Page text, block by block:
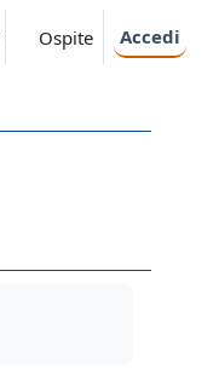
Ospite Accedi